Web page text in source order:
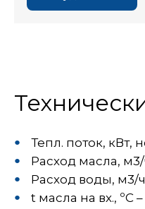
Тепл. поток, кВт,
Расход масла, м3/
Расход воды, м3/ч
t масла на вх., ºС –